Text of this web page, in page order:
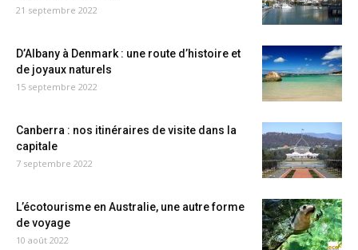
21 septembre 2022
D’Albany à Denmark : une route d’histoire et
de joyaux naturels
15 septembre 2022
Canberra : nos itinéraires de visite dans la
capitale
7 septembre 2022
L’écotourisme en Australie, une autre forme
de voyage
10 août 2022